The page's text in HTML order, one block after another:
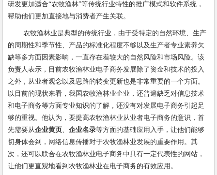
研发更加适合“农牧渔林”等传统行业特性的推广模式和软件系统，
帮助他们更加直接地与消费者产生关联。
农牧渔林业是典型的传统行业，由于受特定的自然环境、生产
的周期性和季节性、产品的标准化程度不够以及生产者专业素养欠
缺等多方面因素影响，一直存在着较大的自然风险和市场风险。该
负责人表示，目前农牧渔林业电子商务发展除了资金和技术的投入
之外，从业者观念以及思路的转变更新也是非常重要的一个方面。
以目前的现状来看，我国农牧渔林业企业，还普遍缺乏对信息技术
和电子商务等方面专业知识的了解，还没有对发展电子商务引起足
够的重视。他认为，要提高农牧渔林业从业者电子商务的意识，首
先需要从企业黄页、 企业名录等方面的基础应用入手，让他们能够
切身体会到，网络信息传播对于农牧渔林业发展的重要作用。其
次，还可以联合在农牧渔林业电子商务中具有一定代表性的网站，
让他们更直观地看到农牧渔林业在电子商务的有效应用。